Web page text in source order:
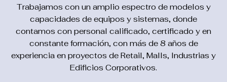
Trabajamos con un amplio espectro de modelos y
capacidades de equipos y sistemas, donde
contamos con personal calificado, certificado y en
constante formación, con más de 8 años de
experiencia en proyectos de Retail, Malls, Industrias y
Edificios Corporativos.